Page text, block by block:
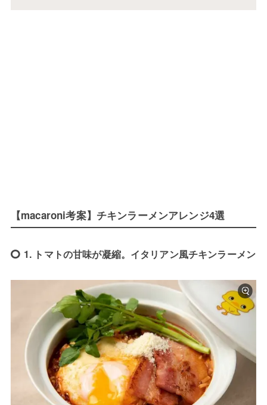
【macaroni考案】チキンラーメンアレンジ4選
1. トマトの甘味が凝縮。イタリアン風チキンラーメン